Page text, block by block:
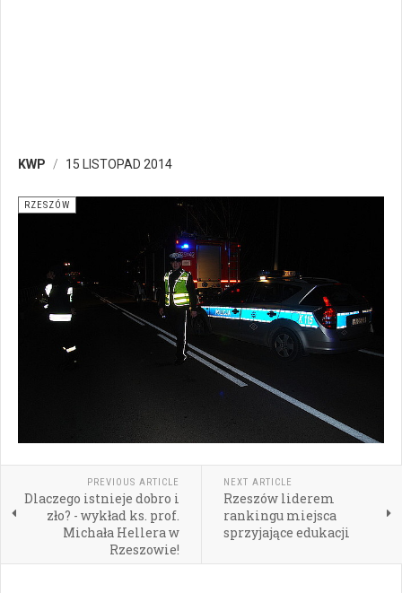
KWP 15 LISTOPAD 2014
RZESZÓW
PREVIOUS ARTICLE
Dlaczego istnieje dobro i
zło? - wykład ks. prof.
Michała Hellera w
Rzeszowie!
NEXT ARTICLE
Rzeszów liderem
rankingu miejsca
sprzyjające edukacji